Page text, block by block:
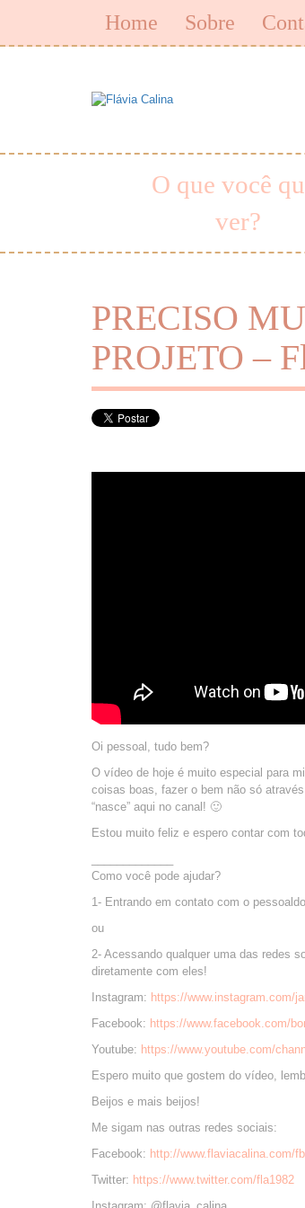
Home Sobre
O que você
ver?
PRECISO
PROJETO –
Oi pessoal, tudo bem?
O vídeo de hoje é muito especial para
coisas boas, fazer o bem não só
“nasce” aqui no canal! 🙂
Estou muito feliz e espero contar com
Como você pode ajudar?
1- Entrando em contato com o
ou
2- Acessando qualquer uma das redes
diretamente com eles!
Instagram: https://www.instagram.com/
Facebook: https://www.facebook.com/
Youtube: https://www.youtube.com/
Espero muito que gostem do vídeo,
Beijos e mais beijos!
Me sigam nas outras redes sociais:
Facebook: http://www.flaviacalina.com/fb
Twitter: https://www.twitter.com/fla1982